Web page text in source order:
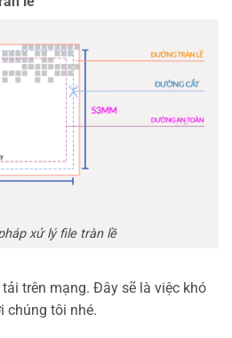
xử lý file tràn lề
trên mạng. Đây sẽ là việc khó
chúng tôi nhé.